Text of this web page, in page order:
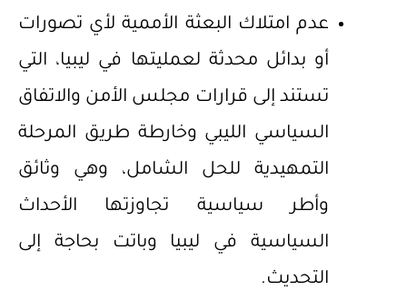
عدم امتلاك البعثة الأممية لأي تصورات
أو بدائل محدثة لعمليتها في ليبيا، التي
تستند إلى قرارات مجلس الأمن والاتفاق
السياسي الليبي وخارطة طريق المرحلة
التمهيدية للحل الشامل، وهي وثائق
وأطر سياسية تجاوزتها الأحداث
السياسية في ليبيا وباتت بحاجة إلى
التحديث.